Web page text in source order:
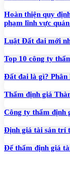
Hoàn thiện quy
phạm lĩnh vực
Luật Đất đai mới
Top 10 công ty
Đất đai là gì? Phân
Thẩm định giá
Công ty thẩm định
Định giá tài sản trí
Để thẩm định giá